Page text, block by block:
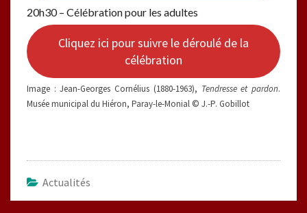
20h30 – Célébration pour les adultes
Cliquez ici pour suivre le déroulé de la
célébration
Image : Jean-Georges Cornélius (1880-1963), Tendresse et pardon.
Musée municipal du Hiéron, Paray-le-Monial © J.-P. Gobillot
Actualités